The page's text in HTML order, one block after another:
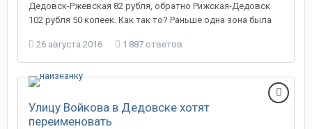
Дедовск-Ржевская 82 рубля, обратно Рижская-Дедовск
102 рубля 50 копеек. Как так то? Раньше одна зона была
26 августа 2016 1 887 ответов
Улицу Войкова в Дедовске хотят
переименовать